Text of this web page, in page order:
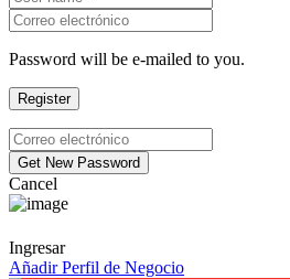
Password will be e-mailed to you.
Cancel
Ingresar
Añadir Perfil de Negocio